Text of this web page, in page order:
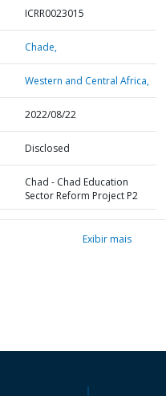
ICRR0023015
Chade,
Western and Central Africa,
2022/08/22
Disclosed
Chad - Chad Education
Sector Reform Project P2
Exibir mais